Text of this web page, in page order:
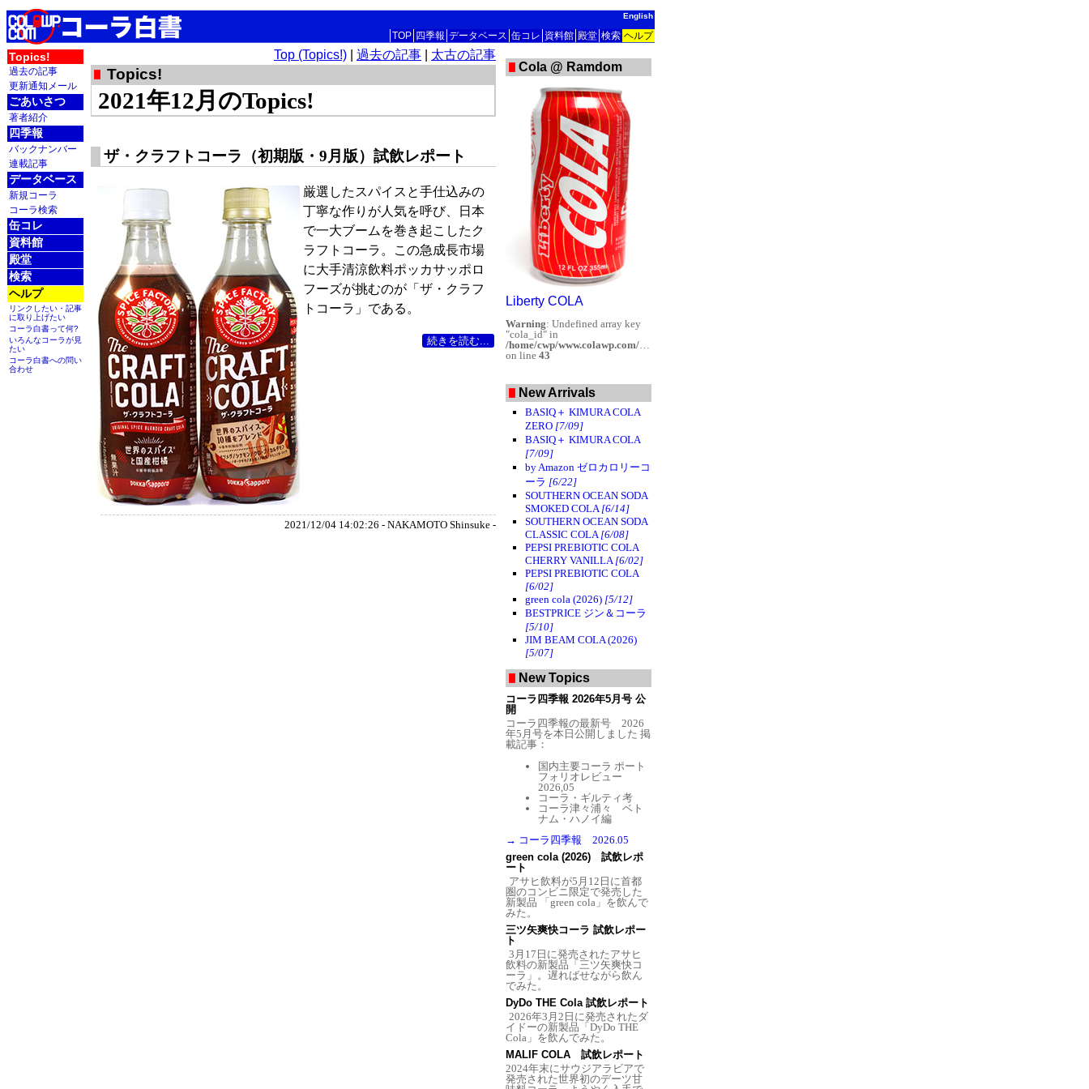
TOP 四季報 データベース 缶コレ 資料館 殿堂 検索 ヘルプ
English
Topics!
過去の記事
更新通知メール
ごあいさつ
著者紹介
四季報
バックナンバー
連載記事
データベース
新規コーラ
コーラ検索
缶コレ
資料館
殿堂
検索
ヘルプ
リンクしたい・記事
に取り上げたい
コーラ白書って何?
いろんなコーラが見
たい
コーラ白書への問い
合わせ
Top (Topics!) 過去の記事 太古の記事
Topics!
2021年12月のTopics!
ザ・クラフトコーラ（初期版・9月版）試飲レポート
厳選したスパイスと手仕込みの
丁寧な作りが人気を呼び、日本
で一大ブームを巻き起こしたク
ラフトコーラ。この急成長市場
に大手清涼飲料ポッカサッポロ
フーズが挑むのが「ザ・クラフ
トコーラ」である。
続きを読む...
2021/12/04 14:02:26 - NAKAMOTO Shinsuke -
Cola @ Ramdom
Liberty COLA
Warning: Undefined array key
"cola_id" in
/home/cwp/www.colawp.com/database/db_util.php
on line 43
PDOException:
SQLSTATE[42000]: Syntax error
or access violation: 1064 You
have an error in your SQL
syntax; check the manual that
corresponds to your MariaDB
server version for the right
syntax to use near 'and caption =
'グラフィック'' at line 1 in
/home/cwp/www.colawp.com/database/db_util.php:46
Stack trace: #0
/home/cwp/www.colawp.com/database/db_util.php(46):
PDO->query() #1 [internal
function]: cb_link_tag() #2
/home/cwp/www.colawp.com/database/db_util.php(69):
preg_replace_callback() #3
/home/cwp/www.colawp.com/database/fortunecookie.php(25):
format_comment() #4 {main}
thrown in
/home/cwp/www.colawp.com/database/db_util.php
on line46
New Arrivals
BASIQ＋ KIMURA COLA
ZERO [7/09]
BASIQ＋ KIMURA COLA
[7/09]
by Amazon ゼロカロリーコ
ーラ [6/22]
SOUTHERN OCEAN SODA
SMOKED COLA[6/14]
SOUTHERN OCEAN SODA
CLASSIC COLA[6/08]
PEPSI PREBIOTIC COLA
CHERRY VANILLA[6/02]
PEPSI PREBIOTIC COLA
[6/02]
green cola (2026) [5/12]
BESTPRICE ジン＆コーラ
[5/10]
JIM BEAM COLA (2026)
[5/07]
New Topics
コーラ四季報 2026年5月号 公
開
コーラ四季報の最新号 2026
年5月号を本日公開しました 掲
載記事：
国内主要コーラ ポート
フォリオレビュー
2026,05
コーラ・ギルティ考
コーラ津々浦々 ベト
ナム・ハノイ編
→ コーラ四季報 2026.05
green cola (2026) 試飲レポ
ート
アサヒ飲料が5月12日に首都
圏のコンビニ限定で発売した
新製品 「green cola」を飲んで
みた。
三ツ矢爽快コーラ 試飲レポー
ト
3月17日に発売されたアサヒ
飲料の新製品「三ツ矢爽快コ
ーラ」。遅ればせながら飲ん
でみた。
DyDo THE Cola 試飲レポート
2026年3月2日に発売されたダ
イドーの新製品「DyDo THE
Cola」を飲んでみた。
MALIF COLA 試飲レポート
2024年末にサウジアラビアで
発売された世界初のデーツ甘